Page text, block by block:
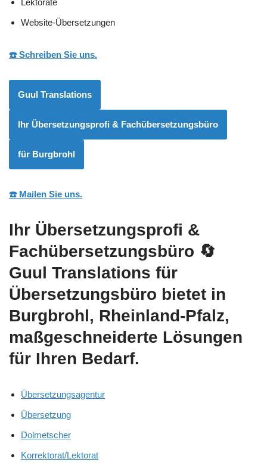
Lektorate
Website-Übersetzungen
☎️ Schreiben Sie uns.
Guul Translations
Ihr Übersetzungsprofi & Fachübersetzungsbüro
für Burgbrohl
☎️ Mailen Sie uns.
Ihr Übersetzungsprofi &
Fachübersetzungsbüro 🔄
Guul Translations für
Übersetzungsbüro bietet in
Burgbrohl, Rheinland-Pfalz,
maßgeschneiderte Lösungen
für Ihren Bedarf.
Übersetzungsagentur
Übersetzung
Dolmetscher
Korrektorat/Lektorat